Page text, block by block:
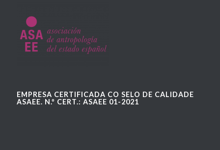
EMPRESA CERTIFICADA CO SELO DE CALIDADE
ASAEE. N.º CERT.: ASAEE 01-2021